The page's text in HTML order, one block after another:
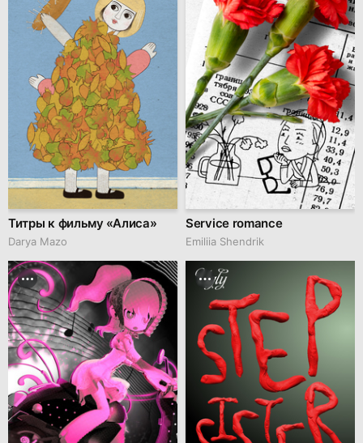
Титры к фильму «Алиса»
Darya Mazo
Service romance
Emiliia Shendrik